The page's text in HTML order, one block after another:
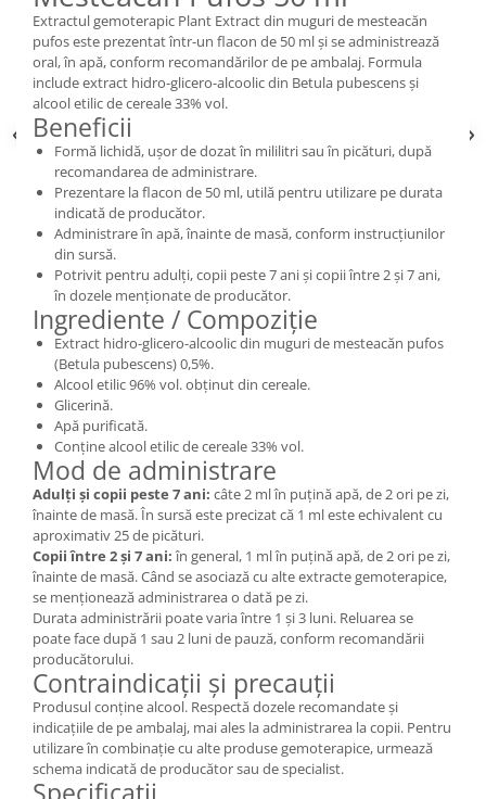
Extractul gemoterapic Plant Extract din muguri de mesteacăn
pufos este prezentat într-un flacon de 50 ml și se administrează
oral, în apă, conform recomandărilor de pe ambalaj. Formula
include extract hidro-glicero-alcoolic din Betula pubescens și
alcool etilic de cereale 33% vol.
Beneficii
Formă lichidă, ușor de dozat în mililitri sau în picături, după
recomandarea de administrare.
Prezentare la flacon de 50 ml, utilă pentru utilizare pe durata
indicată de producător.
Administrare în apă, înainte de masă, conform instrucțiunilor
din sursă.
Potrivit pentru adulți, copii peste 7 ani și copii între 2 și 7 ani,
în dozele menționate de producător.
Ingrediente / Compoziție
Extract hidro-glicero-alcoolic din muguri de mesteacăn pufos
(Betula pubescens) 0,5%.
Alcool etilic 96% vol. obținut din cereale.
Glicerină.
Apă purificată.
Conține alcool etilic de cereale 33% vol.
Mod de administrare
Adulți și copii peste 7 ani: câte 2 ml în puțină apă, de 2 ori pe zi,
înainte de masă. În sursă este precizat că 1 ml este echivalent cu
aproximativ 25 de picături.
Copii între 2 și 7 ani:în general, 1 ml în puțină apă, de 2 ori pe zi,
înainte de masă. Când se asociază cu alte extracte gemoterapice,
se menționează administrarea o dată pe zi.
Durata administrării poate varia între 1 și 3 luni. Reluarea se
poate face după 1 sau 2 luni de pauză, conform recomandării
producătorului.
Contraindicații și precauții
Produsul conține alcool. Respectă dozele recomandate și
indicațiile de pe ambalaj, mai ales la administrarea la copii. Pentru
utilizare în combinație cu alte produse gemoterapice, urmează
schema indicată de producător sau de specialist.